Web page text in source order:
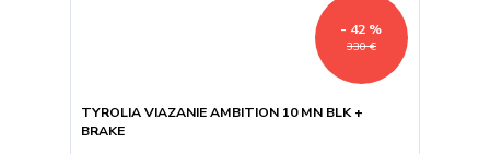
330 €
- 42 %
TYROLIA VIAZANIE AMBITION 10 MN BLK +
BRAKE